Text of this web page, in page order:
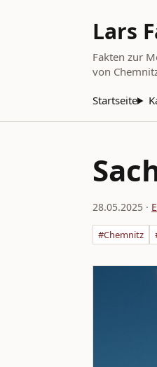
Lars
Fakten zur
von
Startseite
28.05.2025 ·
#Chemnitz